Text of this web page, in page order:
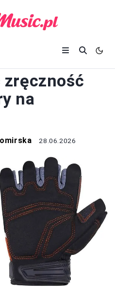
na
28.06.2026